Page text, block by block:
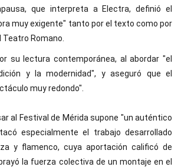
que interpreta a Electra, definió el
muy exigente" tanto por el texto como por
Romano.
su lectura contemporánea, al abordar "el
y la modernidad", y aseguró que el
muy redondo".
al Festival de Mérida supone "un auténtico
especialmente el trabajo desarrollado
y flamenco, cuya aportación calificó de
la fuerza colectiva de un montaje en el